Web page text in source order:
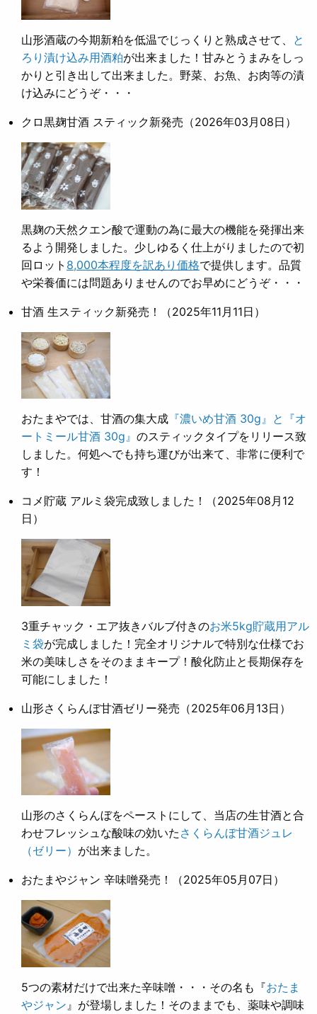
山形酒蔵の今期新粕を低温でじっくりと熟成させて、 と
ろり漬け込み用酒粕が出来ました！甘みとうまみをしっ
かりと引き出して出来ました。野菜、お魚、お肉等の漬
け込みにどうぞ・・・
クロ黒麹甘酒 スティック新発売 （2026年03月08日）
黒麹の天然クエン酸で運動の為に最大の機能を発揮出来
るよう開発しました。少しゆるく仕上がりましたので初
回ロット 8,000本程度を訳あり価格で提供します。品質
や栄養価には問題ありませんのでお早めにどうぞ・・・
甘酒 生スティック新発売！ （2025年11月11日）
おたまやでは、甘酒の集大成 『濃いめ甘酒 30g』と『オ
ートミール甘酒 30g』 のスティックタイプをリリース致
しました。何処へでも持ち運びが出来て、非常に便利で
す！
コメ貯蔵 アルミ袋完成致しました！
（2025年08月12
日）
3重チャック・エア抜きバルブ付きのお米5kg貯蔵用アル
ミ袋が完成しました！完全オリジナルで特別な仕様でお
米の美味しさをそのままキープ！酸化防止と長期保存を
可能にしました！
山形さくらんぼ甘酒ゼリー発売 （2025年06月13日）
山形のさくらんぼをペーストにして、当店の生甘酒と合
わせフレッシュな酸味の効いた さくらんぼ甘酒ジュレ
（ゼリー） が出来ました。
おたまやジャン 辛味噌発売！ （2025年05月07日）
5つの素材だけで出来た辛味噌・・・その名も『おたま
やジャン 』が登場しました！そのままでも、薬味や調味